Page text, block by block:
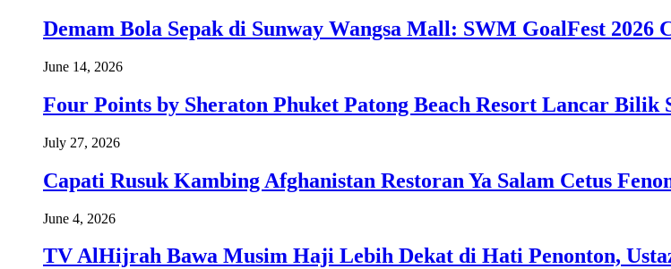
Demam Bola Sepak di Sunway Wangsa Mall: SWM GoalFest 2026
June 14, 2026
Four Points by Sheraton Phuket Patong Beach Resort Lancar
July 27, 2026
Capati Rusuk Kambing Afghanistan Restoran Ya Salam Cetus
June 4, 2026
TV AlHijrah Bawa Musim Haji Lebih Dekat di Hati Penonton,